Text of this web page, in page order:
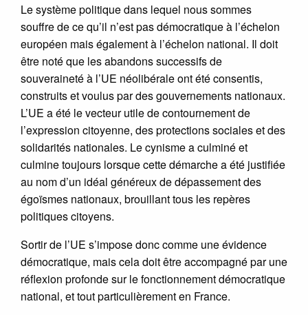
Le système politique dans lequel nous sommes
souffre de ce qu’il n’est pas démocratique à l’échelon
européen mais également à l’échelon national. Il doit
être noté que les abandons successifs de
souveraineté à l’UE néolibérale ont été consentis,
construits et voulus par des gouvernements nationaux.
L’UE a été le vecteur utile de contournement de
l’expression citoyenne, des protections sociales et des
solidarités nationales. Le cynisme a culminé et
culmine toujours lorsque cette démarche a été justifiée
au nom d’un idéal généreux de dépassement des
égoïsmes nationaux, brouillant tous les repères
politiques citoyens.
Sortir de l’UE s’impose donc comme une évidence
démocratique, mais cela doit être accompagné par une
réflexion profonde sur le fonctionnement démocratique
national, et tout particulièrement en France.